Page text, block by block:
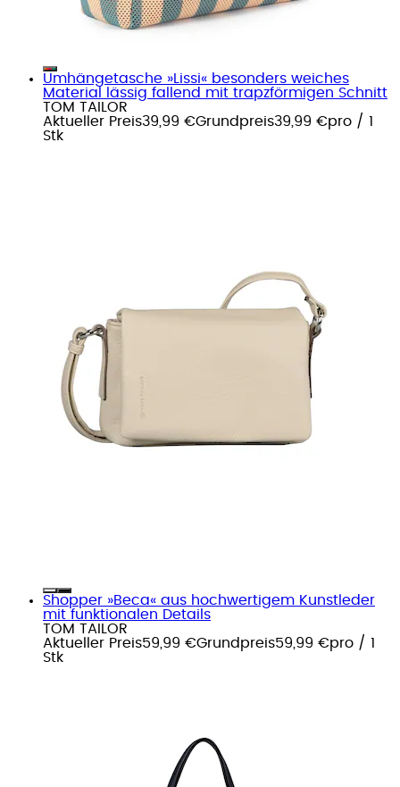
Umhängetasche »Lissi« besonders weiches
Material lässig fallend mit trapzförmigen Schnitt
TOM TAILOR
Aktueller Preis39,99 €Grundpreis39,99 €pro / 1
Stk
Shopper »Beca« aus hochwertigem Kunstleder
mit funktionalen Details
TOM TAILOR
Aktueller Preis59,99 €Grundpreis59,99 €pro / 1
Stk